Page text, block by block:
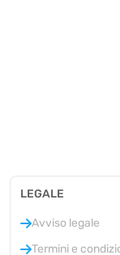
LEGALE
Avviso legale
Termini e